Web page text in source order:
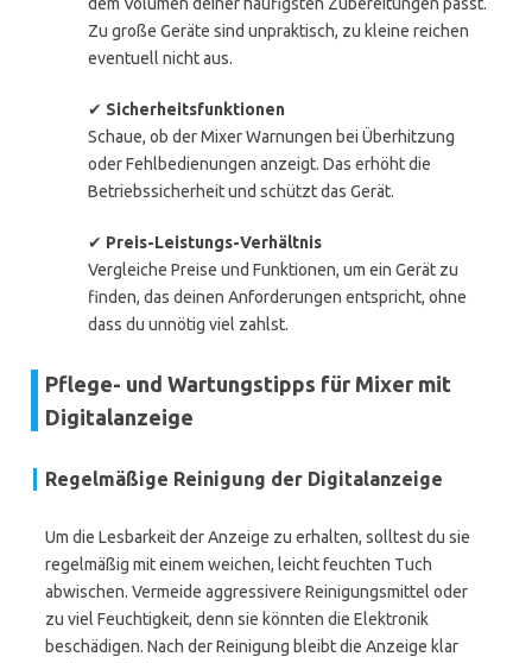
Zu große Geräte sind unpraktisch, zu kleine reichen
eventuell nicht aus.
✔ Sicherheitsfunktionen
Schaue, ob der Mixer Warnungen bei Überhitzung
oder Fehlbedienungen anzeigt. Das erhöht die
Betriebssicherheit und schützt das Gerät.
✔ Preis-Leistungs-Verhältnis
Vergleiche Preise und Funktionen, um ein Gerät zu
finden, das deinen Anforderungen entspricht, ohne
dass du unnötig viel zahlst.
Pflege- und Wartungstipps für Mixer mit
Digitalanzeige
Regelmäßige Reinigung der Digitalanzeige
Um die Lesbarkeit der Anzeige zu erhalten, solltest du sie
regelmäßig mit einem weichen, leicht feuchten Tuch
abwischen. Vermeide aggressivere Reinigungsmittel oder
zu viel Feuchtigkeit, denn sie könnten die Elektronik
beschädigen. Nach der Reinigung bleibt die Anzeige klar